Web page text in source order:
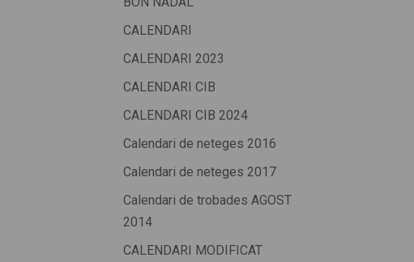
CALENDARI
CALENDARI 2023
CALENDARI CIB
CALENDARI CIB 2024
Calendari de neteges 2016
Calendari de neteges 2017
Calendari de trobades AGOST
2014
CALENDARI MODIFICAT